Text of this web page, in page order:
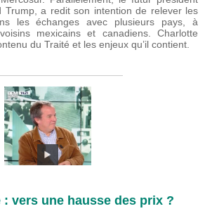
Trump, a redit son intention de relever les
les échanges avec plusieurs pays, à
mexicains et canadiens. Charlotte
du Traité et les enjeux qu’il contient.
vers une hausse des prix ?